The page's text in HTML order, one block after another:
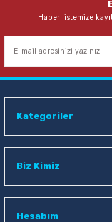
306,00 TL
Sepete
154,00 TL
Haber listemize
Kategoriler
Biz Kimiz
Hesabım